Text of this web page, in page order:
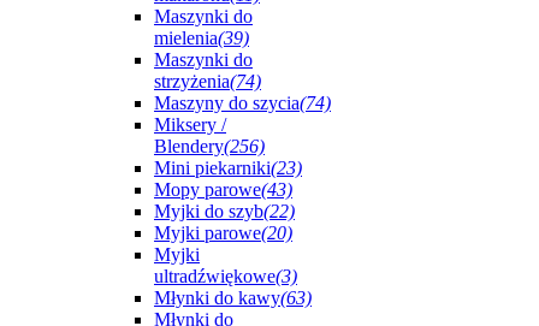
Maszynki do
mielenia(39)
Maszynki do
strzyżenia(74)
Maszyny do szycia(74)
Miksery /
Blendery(256)
Mini piekarniki(23)
Mopy parowe(43)
Myjki do szyb(22)
Myjki parowe(20)
Myjki
ultradźwiękowe(3)
Młynki do kawy(63)
Młynki do